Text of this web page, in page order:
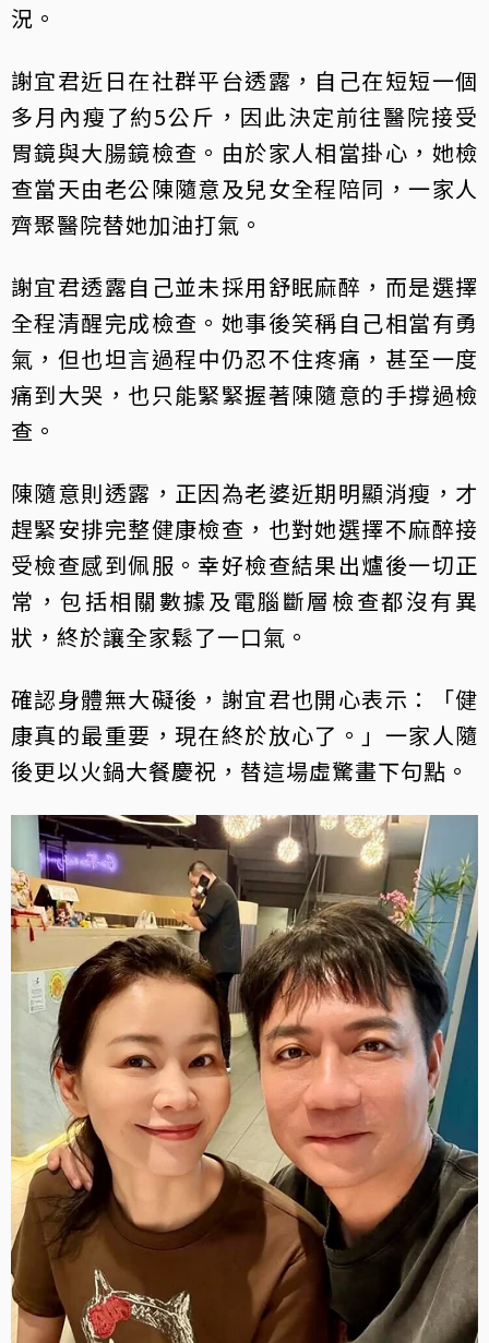
況。
謝宜君近日在社群平台透露，自己在短短一個
多月內瘦了約5公斤，因此決定前往醫院接受
胃鏡與大腸鏡檢查。由於家人相當掛心，她檢
查當天由老公陳隨意及兒女全程陪同，一家人
齊聚醫院替她加油打氣。
謝宜君透露自己並未採用舒眠麻醉，而是選擇
全程清醒完成檢查。她事後笑稱自己相當有勇
氣，但也坦言過程中仍忍不住疼痛，甚至一度
痛到大哭，也只能緊緊握著陳隨意的手撐過檢
查。
陳隨意則透露，正因為老婆近期明顯消瘦，才
趕緊安排完整健康檢查，也對她選擇不麻醉接
受檢查感到佩服。幸好檢查結果出爐後一切正
常，包括相關數據及電腦斷層檢查都沒有異
狀，終於讓全家鬆了一口氣。
確認身體無大礙後，謝宜君也開心表示：「健
康真的最重要，現在終於放心了。」一家人隨
後更以火鍋大餐慶祝，替這場虛驚畫下句點。